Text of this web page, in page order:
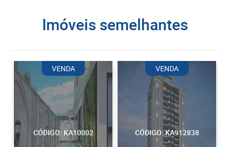
imóveis semelhantes
CÓDIGO: KA10002
VENDA
CÓDIGO: KA912838
VENDA